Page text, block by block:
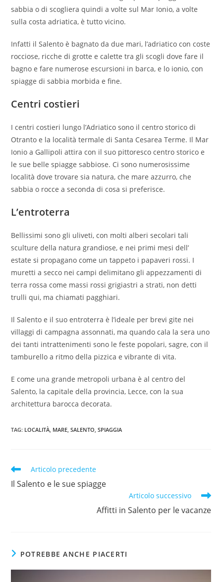
sabbia o di scogliera quindi a volte sul Mar Ionio, a volte
sulla costa adriatica, è tutto vicino.
Infatti il Salento è bagnato da due mari, l’adriatico con coste
rocciose, ricche di grotte e calette tra gli scogli dove fare il
bagno e fare numerose escursioni in barca, e lo ionio, con
spiagge di sabbia morbida e fine.
Centri costieri
I centri costieri lungo l’Adriatico sono il centro storico di
Otranto e la località termale di Santa Cesarea Terme. Il Mar
Ionio a Gallipoli attira con il suo pittoresco centro storico e
le sue belle spiagge sabbiose. Ci sono numerosissime
località dove trovare sia natura, che mare azzurro, che
sabbia o rocce a seconda di cosa si preferisce.
L’entroterra
Bellissimi sono gli uliveti, con molti alberi secolari tali
sculture della natura grandiose, e nei primi mesi dell’
estate si propagano come un tappeto i papaveri rossi. I
muretti a secco nei campi delimitano gli appezzamenti di
terra rossa come massi rossi grigiastri a strati, non detti
trulli qui, ma chiamati pagghiari.
Il Salento e il suo entroterra è l’ideale per brevi gite nei
villaggi di campagna assonnati, ma quando cala la sera uno
dei tanti intrattenimenti sono le feste popolari, sagre, con il
tamburello a ritmo della pizzica e vibrante di vita.
E come una grande metropoli urbana è al centro del
Salento, la capitale della provincia, Lecce, con la sua
architettura barocca decorata.
TAG: LOCALITÀ, MARE, SALENTO, SPIAGGIA
Articolo precedente
Il Salento e le sue spiagge
Articolo successivo
Affitti in Salento per le vacanze
POTREBBE ANCHE PIACERTI